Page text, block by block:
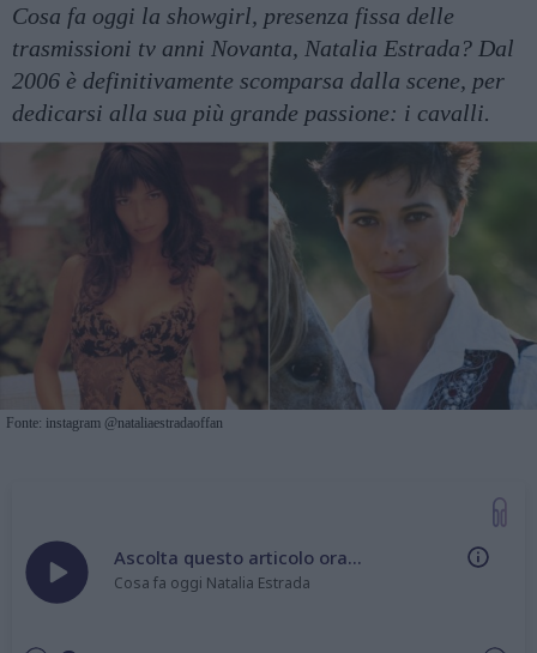
Cosa fa oggi la showgirl, presenza fissa delle
trasmissioni tv anni Novanta, Natalia Estrada? Dal
2006 è definitivamente scomparsa dalla scene, per
dedicarsi alla sua più grande passione: i cavalli.
Fonte: instagram @nataliaestradaoffan
Ascolta questo articolo ora...
Cosa fa oggi Natalia Estrada